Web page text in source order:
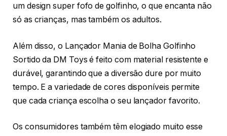
um design super fofo de golfinho, o que encanta não
só as crianças, mas também os adultos.
Além disso, o Lançador Mania de Bolha Golfinho
Sortido da DM Toys é feito com material resistente e
durável, garantindo que a diversão dure por muito
tempo. E a variedade de cores disponíveis permite
que cada criança escolha o seu lançador favorito.
Os consumidores também têm elogiado muito esse